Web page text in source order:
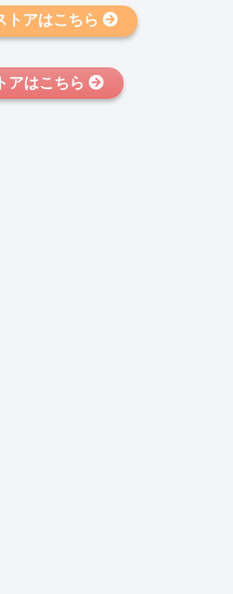
アはこちら
アはこちら